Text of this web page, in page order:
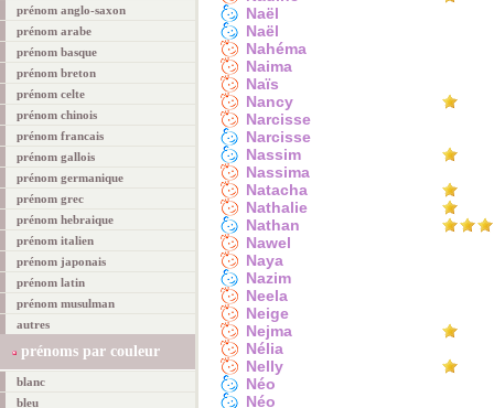
prénom anglo-saxon
prénom arabe
prénom basque
prénom breton
prénom celte
prénom chinois
prénom francais
prénom gallois
prénom germanique
prénom grec
prénom hebraique
prénom italien
prénom japonais
prénom latin
prénom musulman
autres
prénoms par couleur
blanc
bleu
Naël
Naël
Nahéma
Naima
Naïs
Nancy
Narcisse
Narcisse
Nassim
Nassima
Natacha
Nathalie
Nathan
Nawel
Naya
Nazim
Neela
Neige
Nejma
Nélia
Nelly
Néo
Néo